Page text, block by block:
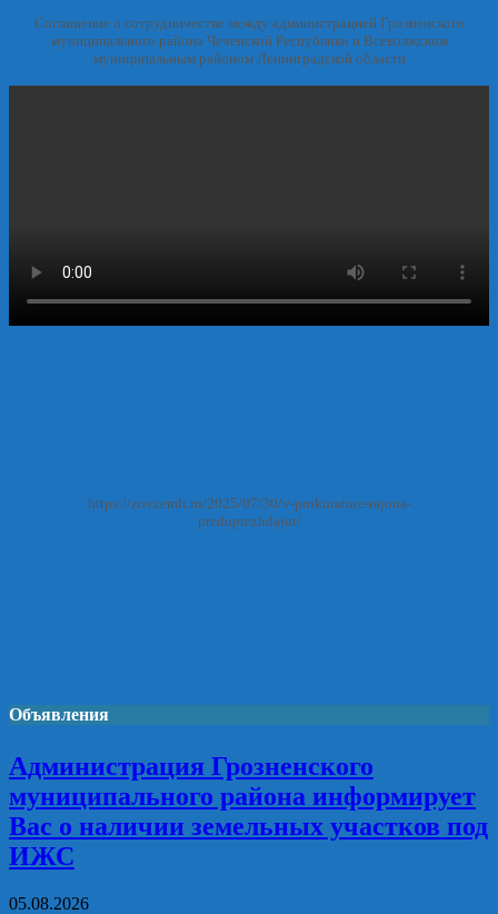
Соглашение о сотрудничестве между администрацией Грозненского
муниципального района Чеченской Республики и Всеволжским
муниципальным районом Ленинградской области
https://zovzemli.ru/2025/07/30/v-prokurature-rajona-
preduprezhdajut/
Объявления
Администрация Грозненского
муниципального района информирует
Вас о наличии земельных участков под
ИЖС
05.08.2026